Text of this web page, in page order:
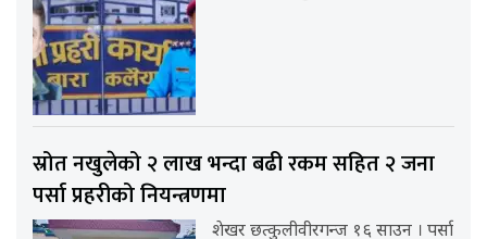
स्रोत नखुलेको २ लाख भन्दा बढी रकम सहित २ जना
पर्सा प्रहरीको नियन्त्रणमा
शेखर छत्कुलीवीरगन्ज १६ साउन । पर्सा